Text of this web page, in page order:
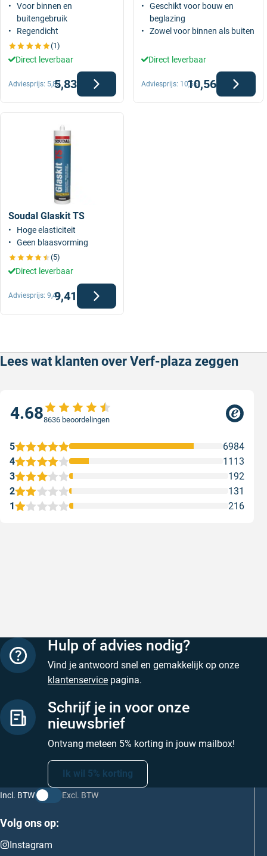
Voor binnen en
buitengebruik
Regendicht
(1)
Direct leverbaar
5,83
Adviesprijs: 5,83
Geschikt voor bouw en
beglazing
Zowel voor binnen als buiten
Direct leverbaar
10,56
Adviesprijs: 10,56
Soudal Glaskit TS
Hoge elasticiteit
Geen blaasvorming
(5)
Direct leverbaar
9,41
Adviesprijs: 9,41
Lees wat klanten over Verf-plaza zeggen
4.688636 beoordelingen
1 216
2 131
3 192
4 1113
5 6984
Hulp of advies nodig?
Vind je antwoord snel en gemakkelijk op onze
klantenservice pagina.
Schrijf je in voor onze
nieuwsbrief
Ontvang meteen 5% korting in jouw mailbox!
Ik wil 5% korting
Incl. BTW Excl. BTW
Volg ons op:
Instagram